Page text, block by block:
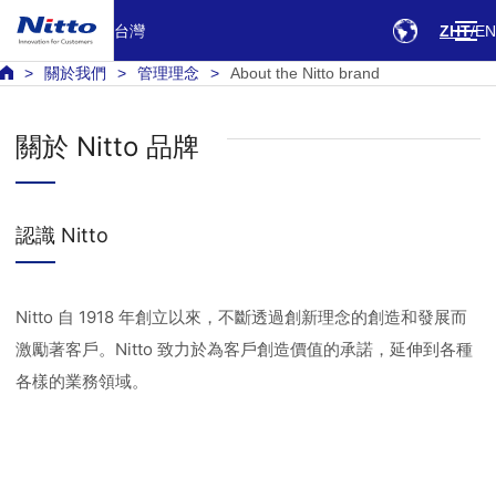
台灣 ZHT EN
關於我們 管理理念 About the Nitto brand
關於 Nitto 品牌
認識 Nitto
Nitto 自 1918 年創立以來，不斷透過創新理念的創造和發展而
激勵著客戶。Nitto 致力於為客戶創造價值的承諾，延伸到各種
各樣的業務領域。